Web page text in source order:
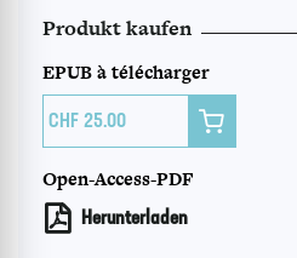
Produkt kaufen
EPUB à télécharger
25.00 
Open-Access-PDF
Herunterladen